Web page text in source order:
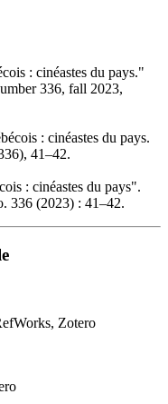
: cinéastes du pays."
336, fall 2023,
: cinéastes du pays.
41–42.
: cinéastes du pays".
336 (2023) : 41–42.
Zotero